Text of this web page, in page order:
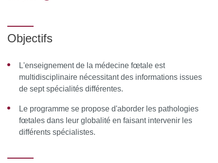
Sorbonne Université, Strasbourg, Toulouse et Tours
Pour vous inscrire, déposez votre candidature sur
C@nditOnLine
Objectifs
L'enseignement de la médecine fœtale est
multidisciplinaire nécessitant des informations issues
de sept spécialités différentes.
Le programme se propose d'aborder les pathologies
fœtales dans leur globalité en faisant intervenir les
différents spécialistes.